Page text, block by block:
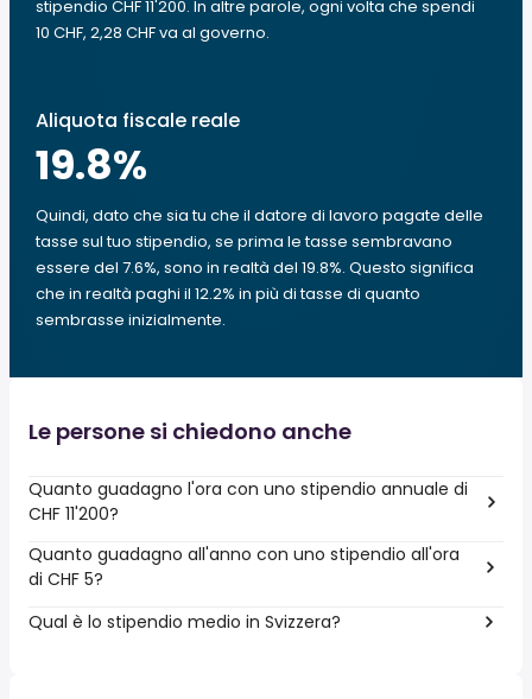
stipendio CHF 11'200. In altre parole, ogni volta che spendi
10 CHF, 2,28 CHF va al governo.
Aliquota fiscale reale
19.8%
Quindi, dato che sia tu che il datore di lavoro pagate delle
tasse sul tuo stipendio, se prima le tasse sembravano
essere del 7.6%, sono in realtà del 19.8%. Questo significa
che in realtà paghi il 12.2% in più di tasse di quanto
sembrasse inizialmente.
Le persone si chiedono anche
Quanto guadagno l'ora con uno stipendio annuale di
CHF 11'200?
Quanto guadagno all'anno con uno stipendio all'ora
di CHF 5?
Qual è lo stipendio medio in Svizzera?